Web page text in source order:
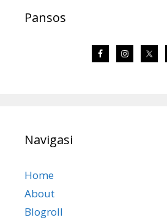
Pansos
Navigasi
Home
About
Blogroll